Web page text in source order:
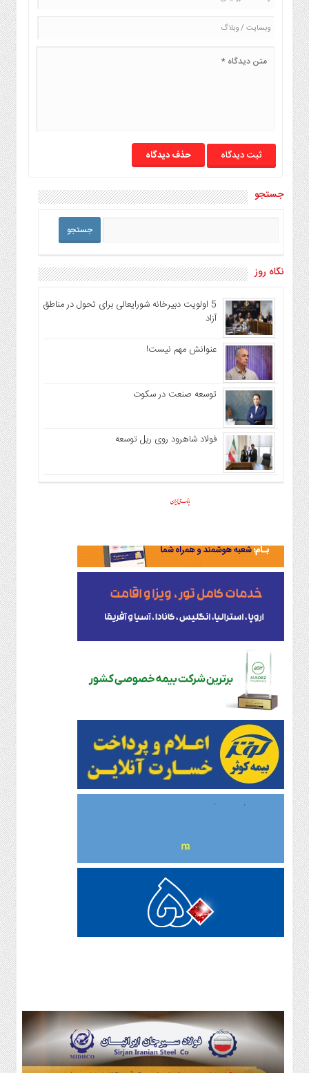
حذف دیدگاه
جستجو
نگاه روز
5 اولویت دبیرخانه شورایعالی برای تحول در مناطق
آزاد
عنوانش مهم نیست!
توسعه صنعت در سکوت
فولاد شاهرود روی ریل توسعه